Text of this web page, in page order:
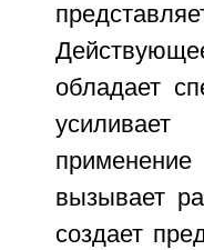
обладает
вызывает
создает